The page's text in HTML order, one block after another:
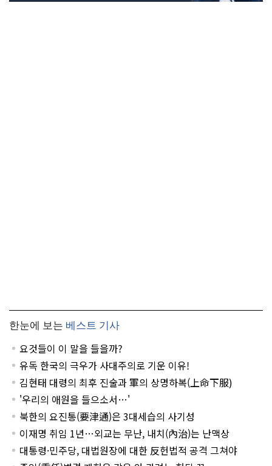
한눈에 보는 베스트 기사
요것들이 이 말을 들을까?
유독 한국의 극우가 사대주의로 기운 이유!
김현태 대령의 최후 진술과 軍의 상명하복(上命下服)
'우리의 애원을 들으소서…'
북한의 요진통(要津通)은 3대세습의 사기성
이재명 취임 1년…외교는 무난, 내치(內治)는 난맥상
대통령·민주당, 대법원장에 대한 反헌법적 공격 그쳐야